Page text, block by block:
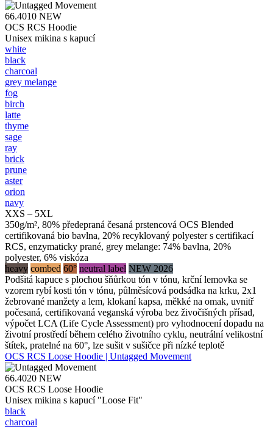
66.4010 NEW
OCS RCS Hoodie
Unisex mikina s kapucí
white
black
charcoal
grey melange
fog
birch
latte
thyme
sage
ray
brick
prune
aster
orion
navy
XXS – 5XL
350g/m², 80% předepraná česaná prstencová OCS Blended
certifikovaná bio bavlna, 20% recyklovaný polyester s certifikací
RCS, enzymaticky prané, grey melange: 74% bavlna, 20%
polyester, 6% viskóza
heavy combed 60° neutral label NEW 2026
Podšitá kapuce s plochou šňůrkou tón v tónu, krční lemovka se
vzorem rybí kosti tón v tónu, půlměsícová podsádka na krku, 2x1
žebrované manžety a lem, klokaní kapsa, měkké na omak, uvnitř
počesaná, certifikovaná veganská výroba bez živočišných přísad,
výpočet LCA (Life Cycle Assessment) pro vyhodnocení dopadu na
životní prostředí během celého životního cyklu, neutrální velikostní
štítek, pratelné na 60°, lze sušit v sušičce při nízké teplotě
OCS RCS Loose Hoodie | Untagged Movement
66.4020 NEW
OCS RCS Loose Hoodie
Unisex mikina s kapucí "Loose Fit"
black
charcoal